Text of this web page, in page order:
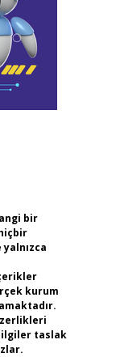
bir
kurum
taslak